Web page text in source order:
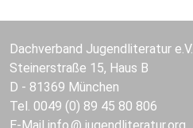
Dachverband Jugendliteratur e.V.
Steinerstraße 15, Haus B
D - 81369 München
Tel. 0049 (0) 89 45 80 806